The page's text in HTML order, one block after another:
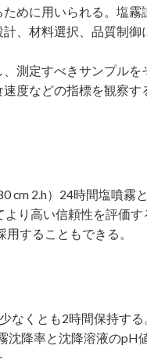
めに用いられる。塩
、材料選択、品質制御
測定すべきサンプルを
度などの指標を観察す
2.h）24時間塩噴霧
り高い信頼性を評価
することもできる。
くとも2時間保持する
降率と沈降溶液のpH